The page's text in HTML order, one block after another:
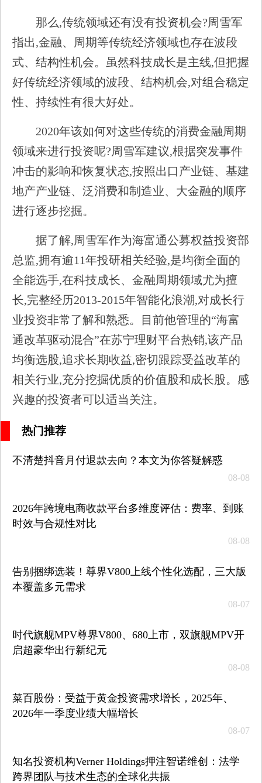
那么,传统领域还有没有投资机会?周雪军
指出,金融、周期等传统经济领域也存在波段
式、结构性机会。虽然科技成长是主线,但把握
好传统经济领域的波段、结构机会,对组合稳定
性、持续性有很大好处。
2020年该如何对这些传统的消费金融周期
领域来进行投资呢?周雪军建议,根据突发事件
冲击的影响和恢复状态,按照出口产业链、基建
地产产业链、泛消费和制造业、大金融的顺序
进行逐步挖掘。
据了解,周雪军作为海富通公募权益投资部
总监,拥有逾11年投研相关经验,是均衡全面的
全能选手,在科技成长、金融周期领域尤为擅
长,完整经历2013-2015年智能化浪潮,对成长行
业投资非常了解和熟悉。目前他管理的“海富
通改革驱动混合”在苏宁理财平台热销,该产品
均衡选股,追求长期收益,密切跟踪受益改革的
相关行业,充分挖掘优质的价值股和成长股。感
兴趣的投资者可以适当关注。
热门推荐
不清楚抖音月付退款去向？本文为你答疑解惑
08-08
2026年跨境电商收款平台多维度评估：费率、到账
时效与合规性对比
08-08
告别捆绑选装！尊界V800上线个性化选配，三大版
本覆盖多元需求
08-07
时代旗舰MPV尊界V800、680上市，双旗舰MPV开
启超豪华出行新纪元
08-08
菜百股份：受益于黄金投资需求增长，2025年、
2026年一季度业绩大幅增长
08-07
知名投资机构Verner Holdings押注智诺维创：法学
跨界团队与技术生态的全球化共振